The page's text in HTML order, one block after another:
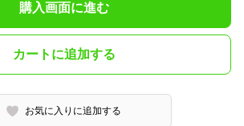
購入画面に進む
カートに追加する
お気に入りに追加する